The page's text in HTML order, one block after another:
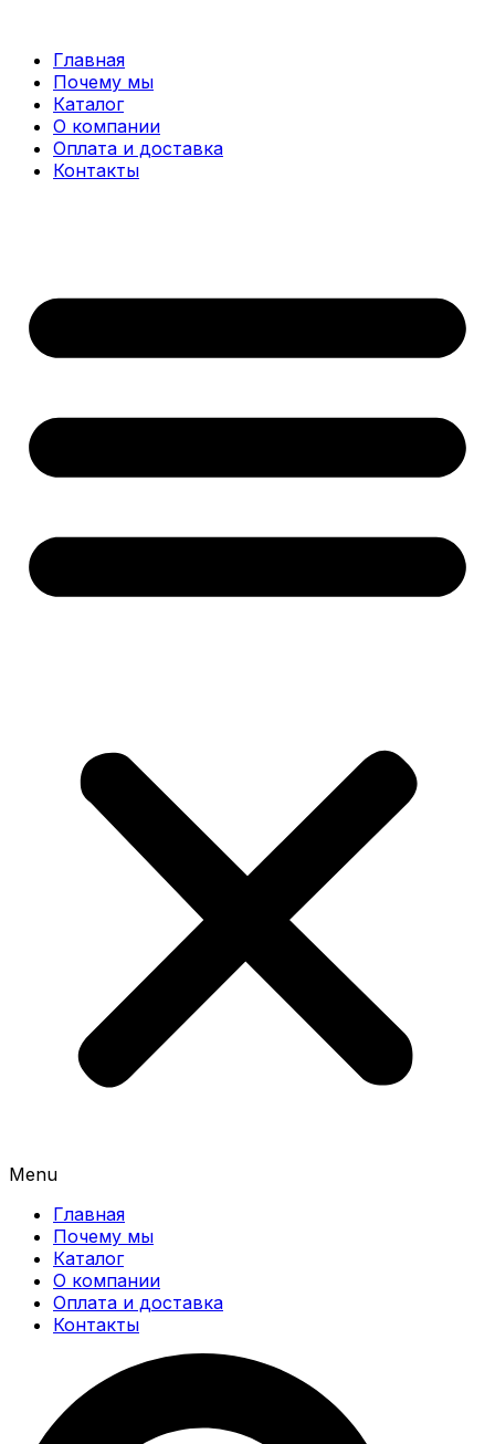
содержимому
Главная
Почему мы
Каталог
О компании
Оплата и доставка
Контакты
Menu
Главная
Почему мы
Каталог
О компании
Оплата и доставка
Контакты